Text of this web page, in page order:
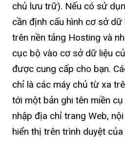
chủ lưu trữ). Nếu có sử
cần định cấu hình cơ sở
trên nền tảng Hosting và
cục bộ vào cơ sở dữ liệu
được cung cấp cho bạn.
chỉ là các máy chủ từ xa
tới một bản ghi tên miền
nhập địa chỉ trang Web,
hiển thị trên trình duyệt